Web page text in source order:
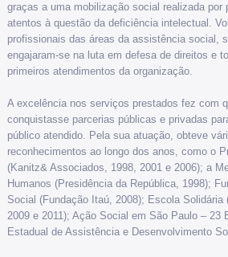
graças a uma mobilização social realizada por
atentos à questão da deficiência intelectual.
profissionais das áreas da assistência social,
engajaram-se na luta em defesa de direitos e
primeiros atendimentos da organização.
A excelência nos serviços prestados fez com
conquistasse parcerias públicas e privadas
público atendido. Pela sua atuação, obteve
reconhecimentos ao longo dos anos, como o
(Kanitz& Associados, 1998, 2001 e 2006); a
Humanos (Presidência da República, 1998);
Social (Fundação Itaú, 2008); Escola
2009 e 2011); Ação Social em São Paulo – 23
Estadual de Assistência e Desenvolvimento